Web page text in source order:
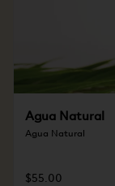
Agua Natural
Agua Natural
$55.00